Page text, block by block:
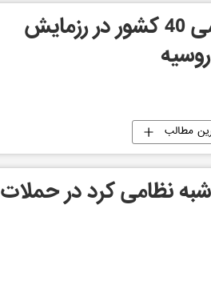
حضور وابسته های نظامی 40 کشور در رزمایش
مطالب
کشته شدن بیش از 90 شبه نظامی کرد در حملات